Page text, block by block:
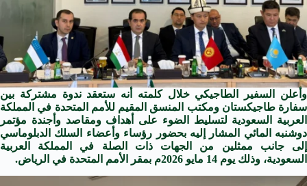
وأعلن السفير الطاجيكي خلال كلمته أنه ستعقد ندوة مشتركة بين
سفارة طاجيكستان ومكتب المنسق المقيم للأمم المتحدة في المملكة
العربية السعودية لتسليط الضوء على أهداف ومقاصد وأجندة مؤتمر
دوشنبه المائي المشار إليه بحضور رؤساء وأعضاء السلك الدبلوماسي
إلى جانب ممثلين من الجهات ذات الصلة في المملكة العربية
السعودية، وذلك يوم 14 مايو 2026م بمقر الأمم المتحدة في الرياض.